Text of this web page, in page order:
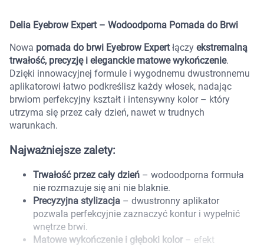
Korzystamy z plików cookies w celu
Delia Eyebrow Expert – Wodoodporna Pomada do Brwi
Nowa pomada do brwi Eyebrow Expertłączy ekstremalną
trwałość, precyzję i eleganckie matowe wykończenie.
Dzięki innowacyjnej formule i wygodnemu dwustronnemu
aplikatorowi łatwo podkreślisz każdy włosek, nadając
brwiom perfekcyjny kształt i intensywny kolor – który
utrzyma się przez cały dzień, nawet w trudnych
warunkach.
Najważniejsze zalety:
Trwałość przez cały dzień – wodoodporna formuła
nie rozmazuje się ani nie blaknie.
Precyzyjna stylizacja – dwustronny aplikator
pozwala perfekcyjnie zaznaczyć kontur i wypełnić
wnętrze brwi.
Matowe wykończenie i głęboki kolor– efekt